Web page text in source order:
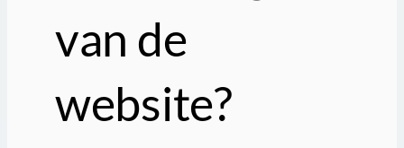
van de
website?